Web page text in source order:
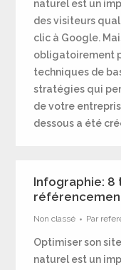
naturel est un
des visiteurs
clic à Google.
obligatoirement
techniques de
stratégies qui
de votre
dessous a été
Infographie: 8
Non classé Par
Optimiser son
naturel est un